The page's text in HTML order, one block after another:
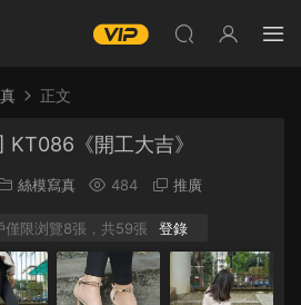
正文
《開工大吉》
絲模寫真 484 推廣
僅限浏覽8張，共59張 登錄